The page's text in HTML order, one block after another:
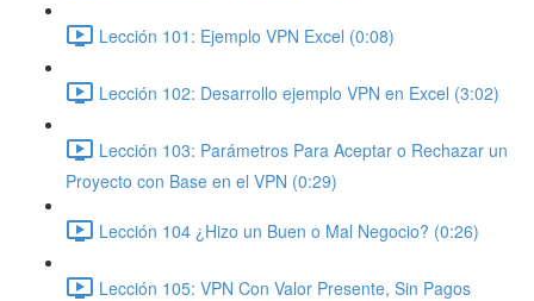
Lección 101: Ejemplo VPN Excel (0:08)
Lección 102: Desarrollo ejemplo VPN en Excel (3:02)
Lección 103: Parámetros Para Aceptar o Rechazar un
Proyecto con Base en el VPN (0:29)
Lección 104 ¿Hizo un Buen o Mal Negocio? (0:26)
Lección 105: VPN Con Valor Presente, Sin Pagos